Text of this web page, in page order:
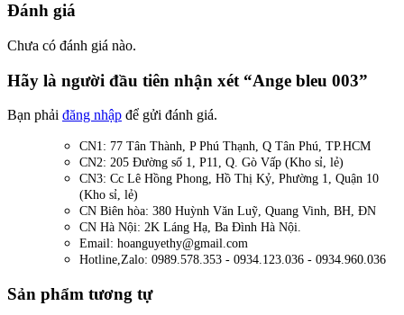
Đánh giá
Chưa có đánh giá nào.
Hãy là người đầu tiên nhận xét “Ange bleu 003”
Bạn phải đăng nhập để gửi đánh giá.
CN1: 77 Tân Thành, P Phú Thạnh, Q Tân Phú, TP.HCM
CN2: 205 Đường số 1, P11, Q. Gò Vấp (Kho sỉ, lẻ)
CN3: Cc Lê Hồng Phong, Hồ Thị Kỷ, Phường 1, Quận 10
(Kho sỉ, lẻ)
CN Biên hòa: 380 Huỳnh Văn Luỹ, Quang Vinh, BH, ĐN
CN Hà Nội: 2K Láng Hạ, Ba Đình Hà Nội.
Email: hoanguyethy@gmail.com
Hotline,Zalo: 0989.578.353 - 0934.123.036 - 0934.960.036
Sản phẩm tương tự